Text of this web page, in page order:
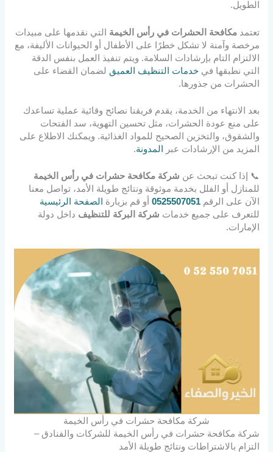
الطويل.
تعتمدمكافحة الحشرات في رأس الخيمة التي نقدمها على مبيدات
مرخصة وآمنة لا تشكل خطرًا على الأطفال أو الحيوانات الأليفة، مع
الالتزام التام بإرشادات السلامة. ويتم تنفيذ العمل بنفس الدقة
التي نطبقها فيخدمات التنظيف العميق لضمان القضاء على
الحشرات من جذورها.
بعد الانتهاء من الخدمة، يقدم فريقنا نصائح وقائية عملية تساعدك
على منع عودة الحشرات، مثل تحسين التهوية، سد الفتحات
والشقوق، والتخزين الصحيح للمواد الغذائية. ويمكنك الاطلاع على
المزيد من الإرشادات عبر
المدونة.
📞 إذا كنت تبحث عن شركة مكافحة حشرات في رأس الخيمة
للمنازل أو الفلل بخدمة موثوقة ونتائج طويلة الأمد، تواصل معنا
الآن على الرقم0525507051 أو قم بزيارة
الصفحة الرئيسية
للتعرف على جميع خدمات شركة البركة للتنظيف داخل دولة
الإمارات.
شركة مكافحة حشرات في رأس الخيمة
شركة مكافحة حشرات في رأس الخيمة للشركات والفنادق –
التزام بالاشتراطات ونتائج طويلة الأمد